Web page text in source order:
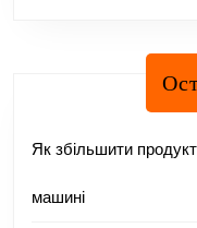
Як збільшити
машині